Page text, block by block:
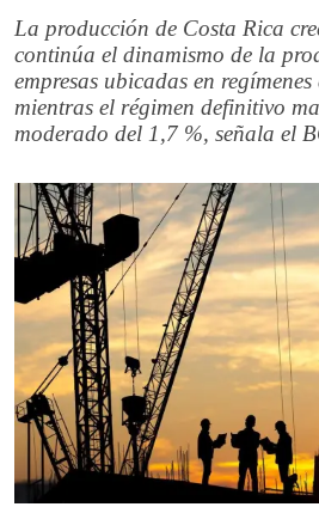
La producción de Costa Rica
continúa el dinamismo de la
empresas ubicadas en
mientras el régimen definitivo
moderado del 1,7 %, señala el